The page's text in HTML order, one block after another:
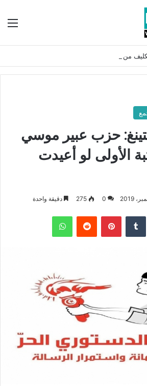
حزب عبير موسي
الأولى لو أعيدت
0
275 دقيقة واحدة
بينتيريست واتساب